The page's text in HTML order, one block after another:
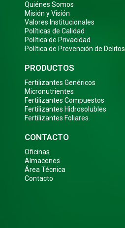
Quiénes Somos
Misión y Visión
Valores Institucionales
Políticas de Calidad
Política de Privacidad
Política de Prevención de Delitos
PRODUCTOS
Fertilizantes Genéricos
Micronutrientes
Fertilizantes Compuestos
Fertilizantes Hidrosolubles
Fertilizantes Foliares
CONTACTO
Oficinas
Almacenes
Área Técnica
Contacto